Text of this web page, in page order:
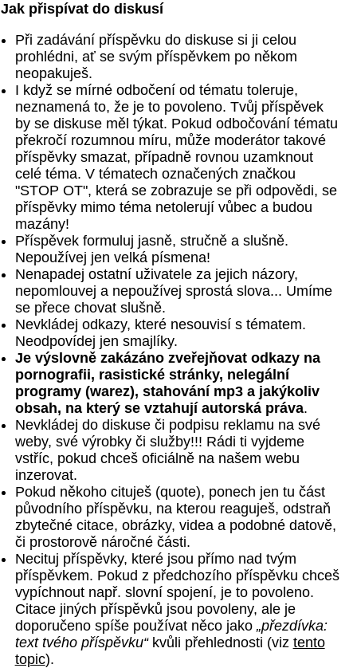
Jak přispívat do diskusí
Při zadávání příspěvku do diskuse si ji celou
prohlédni, ať se svým příspěvkem po někom
neopakuješ.
I když se mírné odbočení od tématu toleruje,
neznamená to, že je to povoleno. Tvůj příspěvek
by se diskuse měl týkat. Pokud odbočování tématu
překročí rozumnou míru, může moderátor takové
příspěvky smazat, případně rovnou uzamknout
celé téma. V tématech označených značkou
"STOP OT", která se zobrazuje se při odpovědi, se
příspěvky mimo téma netolerují vůbec a budou
mazány!
Příspěvek formuluj jasně, stručně a slušně.
Nepoužívej jen velká písmena!
Nenapadej ostatní uživatele za jejich názory,
nepomlouvej a nepoužívej sprostá slova... Umíme
se přece chovat slušně.
Nevkládej odkazy, které nesouvisí s tématem.
Neodpovídej jen smajlíky.
Je výslovně zakázáno zveřejňovat odkazy na
pornografii, rasistické stránky, nelegální
programy (warez), stahování mp3 a jakýkoliv
obsah, na který se vztahují autorská práva.
Nevkládej do diskuse či podpisu reklamu na své
weby, své výrobky či služby!!! Rádi ti vyjdeme
vstříc, pokud chceš oficiálně na našem webu
inzerovat.
Pokud někoho cituješ (quote), ponech jen tu část
původního příspěvku, na kterou reaguješ, odstraň
zbytečné citace, obrázky, videa a podobné datově,
či prostorově náročné části.
Necituj příspěvky, které jsou přímo nad tvým
příspěvkem. Pokud z předchozího příspěvku chceš
vypíchnout např. slovní spojení, je to povoleno.
Citace jiných příspěvků jsou povoleny, ale je
doporučeno spíše používat něco jako „přezdívka:
text tvého příspěvku“kvůli přehlednosti (viz tento
topic).